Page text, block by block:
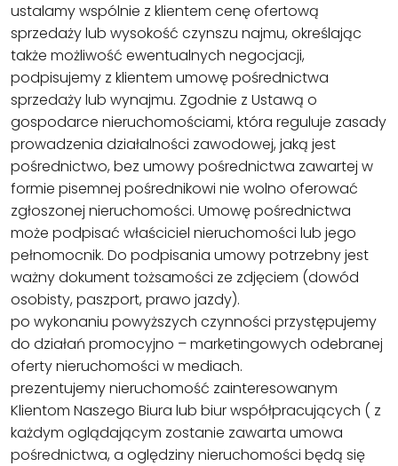
ustalamy wspólnie z klientem cenę ofertową
sprzedaży lub wysokość czynszu najmu, określając
także możliwość ewentualnych negocjacji,
podpisujemy z klientem umowę pośrednictwa
sprzedaży lub wynajmu. Zgodnie z Ustawą o
gospodarce nieruchomościami, która reguluje zasady
prowadzenia działalności zawodowej, jaką jest
pośrednictwo, bez umowy pośrednictwa zawartej w
formie pisemnej pośrednikowi nie wolno oferować
zgłoszonej nieruchomości. Umowę pośrednictwa
może podpisać właściciel nieruchomości lub jego
pełnomocnik. Do podpisania umowy potrzebny jest
ważny dokument tożsamości ze zdjęciem (dowód
osobisty, paszport, prawo jazdy).
po wykonaniu powyższych czynności przystępujemy
do działań promocyjno – marketingowych odebranej
oferty nieruchomości w mediach.
prezentujemy nieruchomość zainteresowanym
Klientom Naszego Biura lub biur współpracujących ( z
każdym oglądającym zostanie zawarta umowa
pośrednictwa, a oględziny nieruchomości będą się